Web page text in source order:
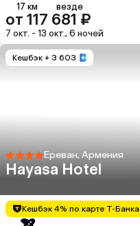
17 км везде
от 117 681 ₽
7 окт. - 13 окт., 6 ночей
Кешбэк + 3 603
Ереван, Армения
Hayasa Hotel
Кешбэк 4% по карте Т-Банка